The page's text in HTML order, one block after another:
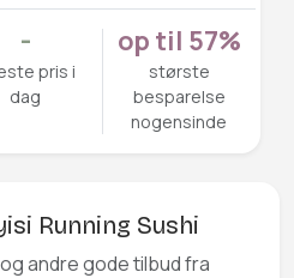
-
pris i
dag
op til 57%
største
besparelse
nogensinde
Running Sushi
andre gode tilbud fra